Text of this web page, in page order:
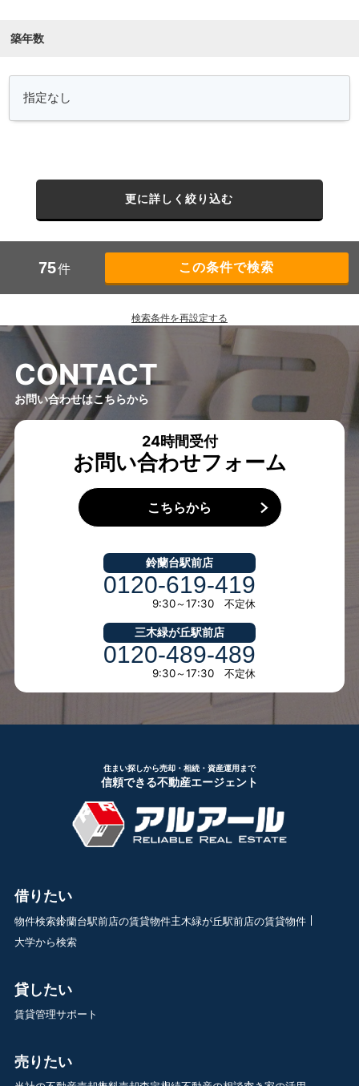
築年数
更に詳しく絞り込む
75件
検索条件を再設定する
CONTACT
お問い合わせはこちらから
24時間受付
お問い合わせフォーム
こちらから
鈴蘭台駅前店
0120-619-419
9:30～17:30 不定休
三木緑が丘駅前店
0120-489-489
9:30～17:30 不定休
住まい探しから売却・相続・資産運用まで
信頼できる不動産エージェント
借りたい
物件検索鈴蘭台駅前店の賃貸物件三木緑が丘駅前店の賃貸物件
大学から検索
貸したい
賃貸管理サポート
売りたい